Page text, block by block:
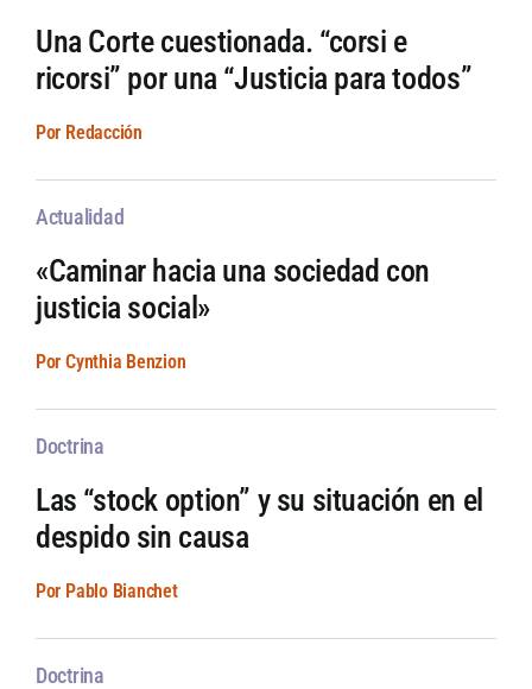
Una Corte cuestionada. “corsi e
ricorsi” por una “Justicia para todos”
Por Redacción
Actualidad
«Caminar hacia una sociedad con
justicia social»
Por Cynthia Benzion
Doctrina
Las “stock option” y su situación en el
despido sin causa
Por Pablo Bianchet
Doctrina